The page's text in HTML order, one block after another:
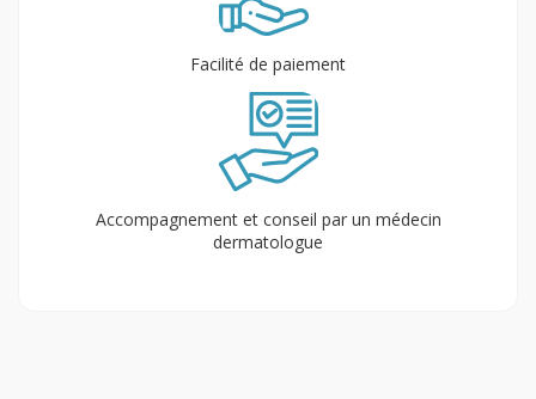
Facilité de paiement
Accompagnement et conseil par un médecin
dermatologue